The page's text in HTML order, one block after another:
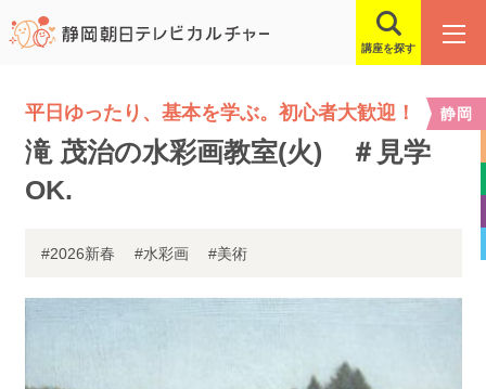
講座を探す
静岡
平日ゆったり、基本を学ぶ。初心者大歓迎！
滝 茂治の水彩画教室(火) ＃見学
OK.
#2026新春 #水彩画 #美術